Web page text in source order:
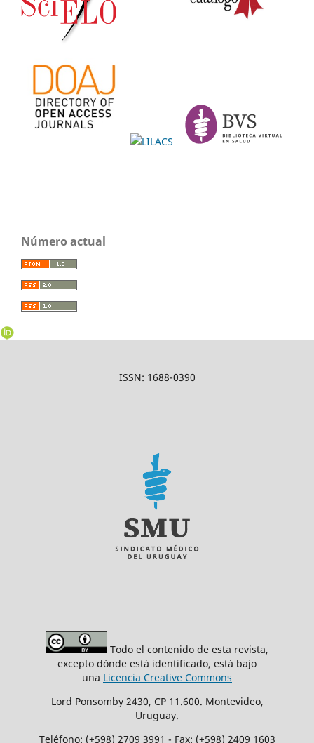
Número actual
ISSN: 1688-0390
Todo el contenido de esta revista,
excepto dónde está identificado, está bajo
una Licencia Creative Commons
Lord Ponsomby 2430, CP 11.600. Montevideo,
Uruguay.
Teléfono: (+598) 2709 3991 - Fax: (+598) 2409 1603